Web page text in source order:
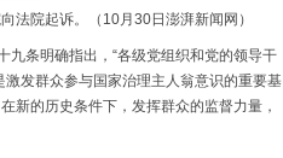
法院起诉。（10月30日澎湃新闻网）
条明确指出，“各级党组织和党的领导干
发群众参与国家治理主人翁意识的重要基
新的历史条件下，发挥群众的监督力量，